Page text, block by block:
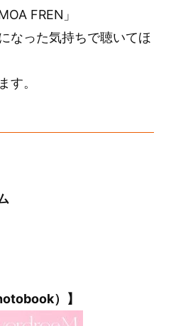
FREN」
なった気持ちで聴いてほ
す。
）】